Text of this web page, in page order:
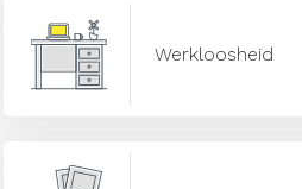
Werkloosheid